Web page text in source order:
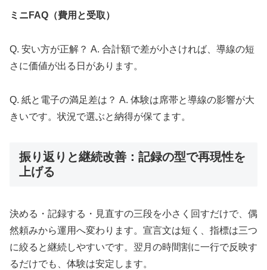
ミニFAQ（費用と受取）
Q. 安い方が正解？ A. 合計額で差が小さければ、導線の短
さに価値が出る日があります。
Q. 紙と電子の満足差は？ A. 体験は席帯と導線の影響が大
きいです。状況で選ぶと納得が保てます。
振り返りと継続改善：記録の型で再現性を
上げる
決める・記録する・見直すの三段を小さく回すだけで、偶
然頼みから運用へ変わります。宣言文は短く、指標は三つ
に絞ると継続しやすいです。翌月の時間割に一行で反映す
るだけでも、体験は安定します。